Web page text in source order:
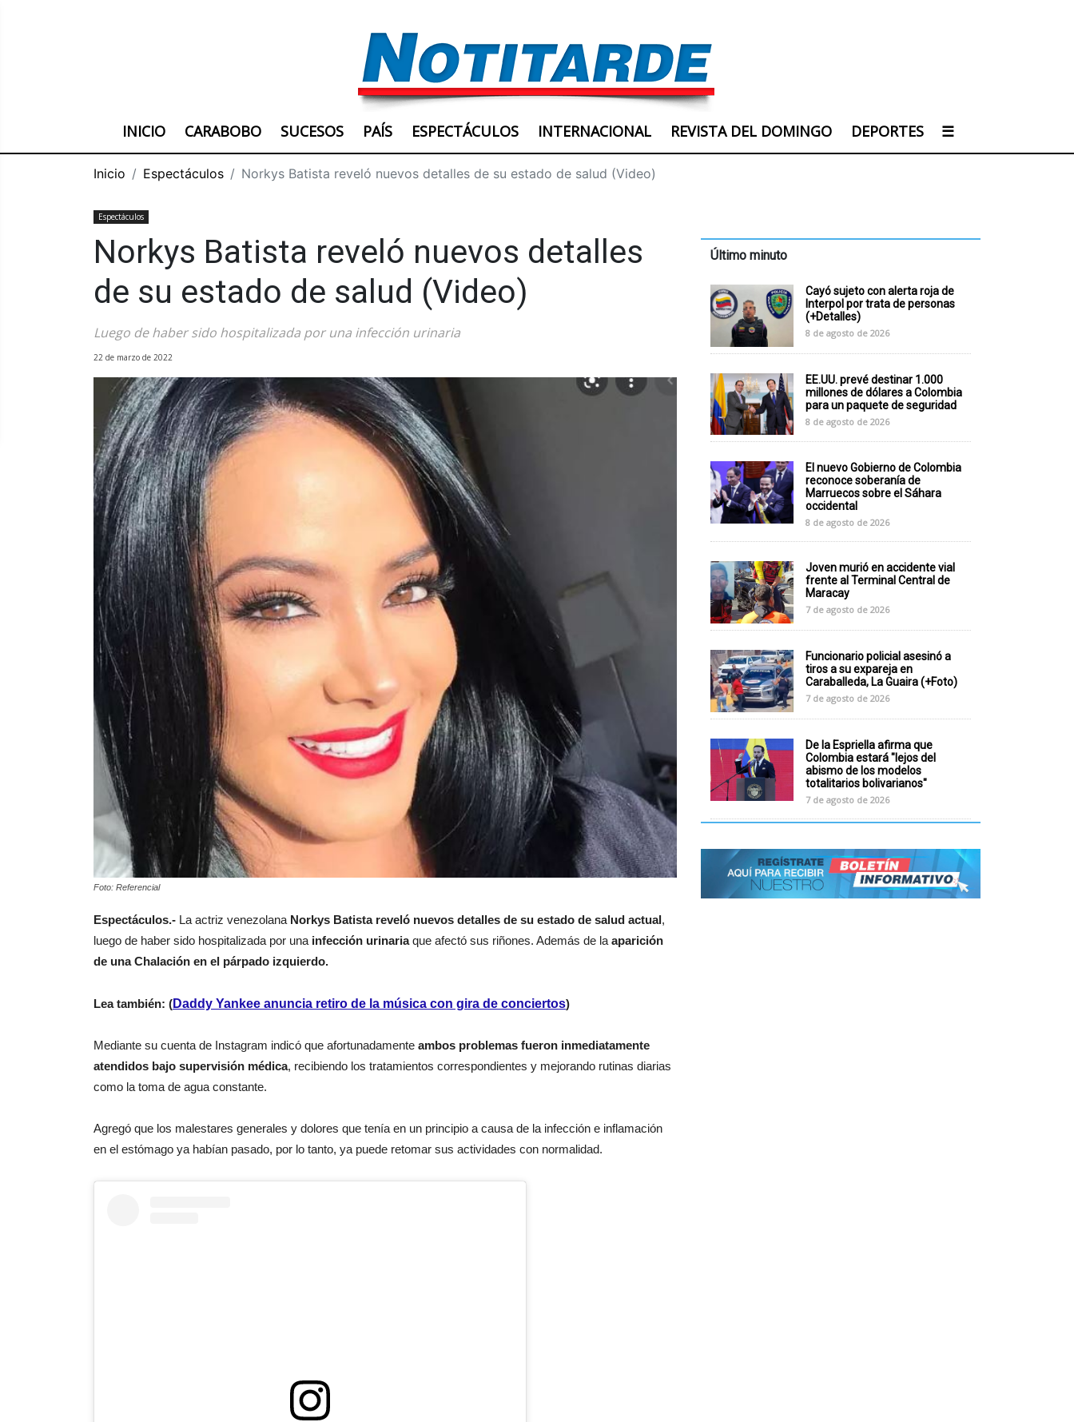
INICIO CARABOBO SUCESOS PAÍS ESPECTÁCULOS INTERNACIONAL REVISTA DEL DOMINGO DEPORTES ☰
Inicio Espectáculos Norkys Batista reveló nuevos detalles de su estado de salud (Video)
Espectáculos
Norkys Batista reveló nuevos detalles
de su estado de salud (Video)
Luego de haber sido hospitalizada por una infección urinaria
22 de marzo de 2022
Foto: Referencial
Espectáculos.- La actriz venezolana Norkys Batista reveló nuevos detalles de su estado de salud actual,
luego de haber sido hospitalizada por una infección urinariaque afectó sus riñones. Además de la aparición
de una Chalación en el párpado izquierdo.
Lea también: (Daddy Yankee anuncia retiro de la música con gira de conciertos)
Mediante su cuenta de Instagram indicó que afortunadamente ambos problemas fueron inmediatamente
atendidos bajo supervisión médica, recibiendo los tratamientos correspondientes y mejorando rutinas diarias
como la toma de agua constante.
Agregó que los malestares generales y dolores que tenía en un principio a causa de la infección e inflamación
en el estómago ya habían pasado, por lo tanto, ya puede retomar sus actividades con normalidad.
Último minuto
Cayó sujeto con alerta roja de
Interpol por trata de personas
(+Detalles)
8 de agosto de 2026
EE.UU. prevé destinar 1.000
millones de dólares a Colombia
para un paquete de seguridad
8 de agosto de 2026
El nuevo Gobierno de Colombia
reconoce soberanía de
Marruecos sobre el Sáhara
occidental
8 de agosto de 2026
Joven murió en accidente vial
frente al Terminal Central de
Maracay
7 de agosto de 2026
Funcionario policial asesinó a
tiros a su expareja en
Caraballeda, La Guaira (+Foto)
7 de agosto de 2026
De la Espriella afirma que
Colombia estará "lejos del
abismo de los modelos
totalitarios bolivarianos"
7 de agosto de 2026